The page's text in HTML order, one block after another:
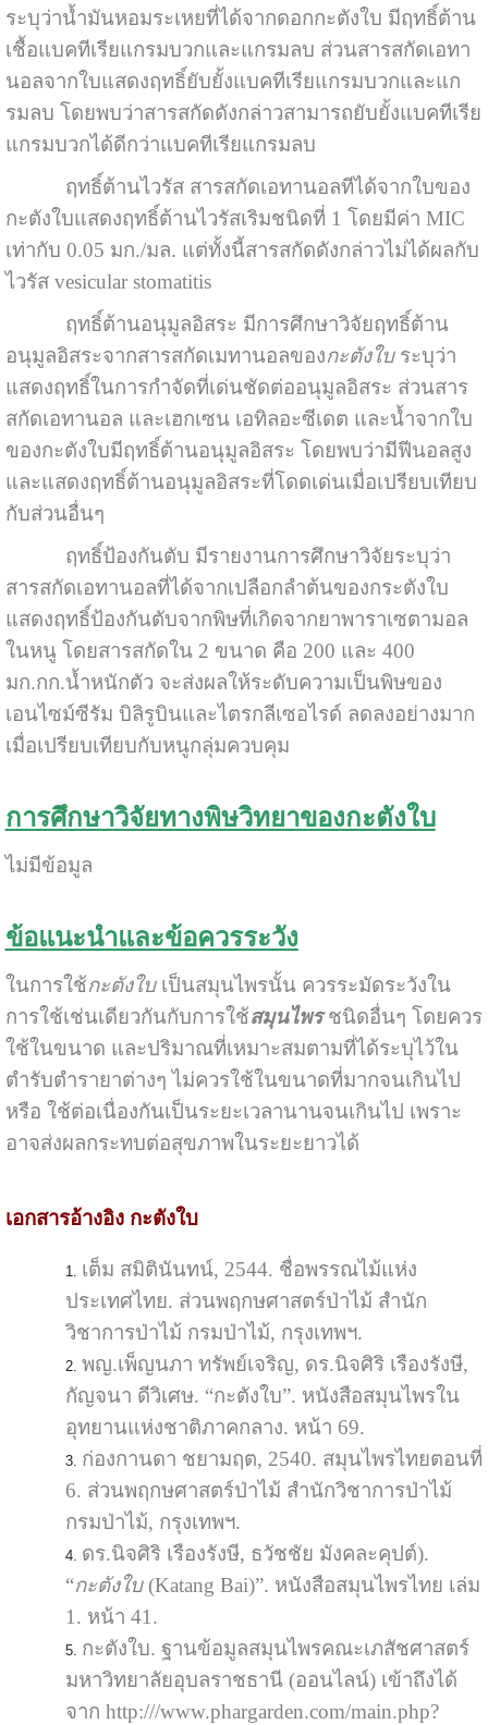
ระบุว่าน้ำมันหอมระเหยที่ได้จากดอกกะตังใบ มีฤทธิ์ต้าน
เชื้อแบคทีเรียแกรมบวกและแกรมลบ ส่วนสารสกัดเอทา
นอลจากใบแสดงฤทธิ์ยับยั้งแบคทีเรียแกรมบวกและแก
รมลบ โดยพบว่าสารสกัดดังกล่าวสามารถยับยั้งแบคทีเรีย
แกรมบวกได้ดีกว่าแบคทีเรียแกรมลบ
ฤทธิ์ต้านไวรัส สารสกัดเอทานอลทีได้จากใบของ
กะตังใบแสดงฤทธิ์ต้านไวรัสเริมชนิดที่ 1 โดยมีค่า MIC
เท่ากับ 0.05 มก./มล. แต่ทั้งนี้สารสกัดดังกล่าวไม่ได้ผลกับ
ไวรัส vesicular stomatitis
ฤทธิ์ต้านอนุมูลอิสระ มีการศึกษาวิจัยฤทธิ์ต้าน
อนุมูลอิสระจากสารสกัดเมทานอลของกะตังใบระบุว่า
แสดงฤทธิ์ในการกำจัดที่เด่นชัดต่ออนุมูลอิสระ ส่วนสาร
สกัดเอทานอล และเฮกเซน เอทิลอะซีเดต และน้ำจากใบ
ของกะตังใบมีฤทธิ์ต้านอนุมูลอิสระ โดยพบว่ามีฟีนอลสูง
และแสดงฤทธิ์ต้านอนุมูลอิสระที่โดดเด่นเมื่อเปรียบเทียบ
กับส่วนอื่นๆ
ฤทธิ์ป้องกันตับ มีรายงานการศึกษาวิจัยระบุว่า
สารสกัดเอทานอลที่ได้จากเปลือกลำต้นของกระตังใบ
แสดงฤทธิ์ป้องกันตับจากพิษที่เกิดจากยาพาราเซตามอล
ในหนู โดยสารสกัดใน 2 ขนาด คือ 200 และ 400
มก.กก.น้ำหนักตัว จะส่งผลให้ระดับความเป็นพิษของ
เอนไซม์ซีรัม บิลิรูบินและไตรกลีเซอไรด์ ลดลงอย่างมาก
เมื่อเปรียบเทียบกับหนูกลุ่มควบคุม
การศึกษาวิจัยทางพิษวิทยาของกะตังใบ
ไม่มีข้อมูล
ข้อแนะนำและข้อควรระวัง
ในการใช้กะตังใบเป็นสมุนไพรนั้น ควรระมัดระวังใน
การใช้เช่นเดียวกันกับการใช้สมุนไพรชนิดอื่นๆ โดยควร
ใช้ในขนาด และปริมาณที่เหมาะสมตามที่ได้ระบุไว้ใน
ตำรับตำรายาต่างๆ ไม่ควรใช้ในขนาดที่มากจนเกินไป
หรือ ใช้ต่อเนื่องกันเป็นระยะเวลานานจนเกินไป เพราะ
อาจส่งผลกระทบต่อสุขภาพในระยะยาวได้
เอกสารอ้างอิง กะตังใบ
เต็ม สมิตินันทน์, 2544. ชื่อพรรณไม้แห่ง
ประเทศไทย. ส่วนพฤกษศาสตร์ป่าไม้ สำนัก
วิชาการป่าไม้ กรมป่าไม้, กรุงเทพฯ.
พญ.เพ็ญนภา ทรัพย์เจริญ, ดร.นิจศิริ เรืองรังษี,
กัญจนา ดีวิเศษ. “กะตังใบ”. หนังสือสมุนไพรใน
อุทยานแห่งชาติภาคกลาง. หน้า 69.
ก่องกานดา ชยามฤต, 2540. สมุนไพรไทยตอนที่
6. ส่วนพฤกษศาสตร์ป่าไม้ สำนักวิชาการป่าไม้
กรมป่าไม้, กรุงเทพฯ.
ดร.นิจศิริ เรืองรังษี, ธวัชชัย มังคละคุปต์).
“กะตังใบ(Katang Bai)”. หนังสือสมุนไพรไทย เล่ม
1. หน้า 41.
กะตังใบ. ฐานข้อมูลสมุนไพรคณะเภสัชศาสตร์
มหาวิทยาลัยอุบลราชธานี (ออนไลน์) เข้าถึงได้
จาก http:///www.phargarden.com/main.php?